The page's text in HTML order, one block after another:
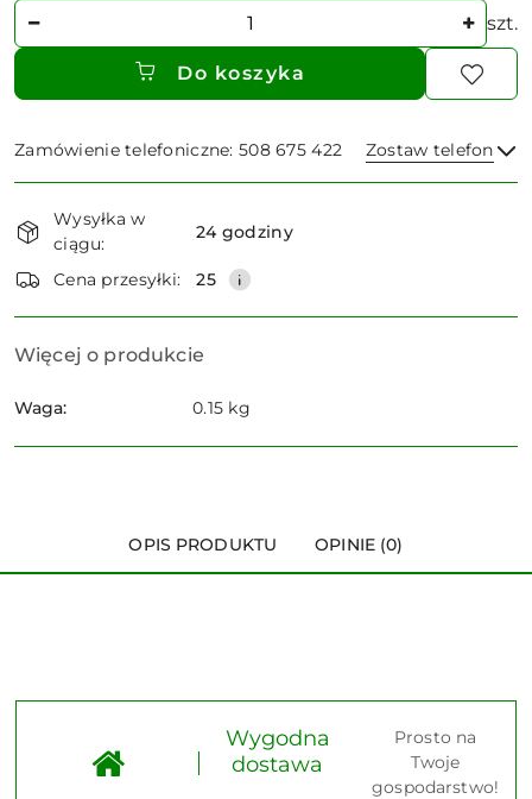
Ilość szt.
Do koszyka
Zamówienie telefoniczne: 508 675 422 Zostaw telefon
i
dostawa
Wysyłka w
ciągu:
24 godziny
Cena przesyłki: 25
Więcej o produkcie
Waga: 0.15 kg
OPIS PRODUKTU OPINIE (0)
Wygodna
dostawa
Prosto na
Twoje
gospodarstwo!